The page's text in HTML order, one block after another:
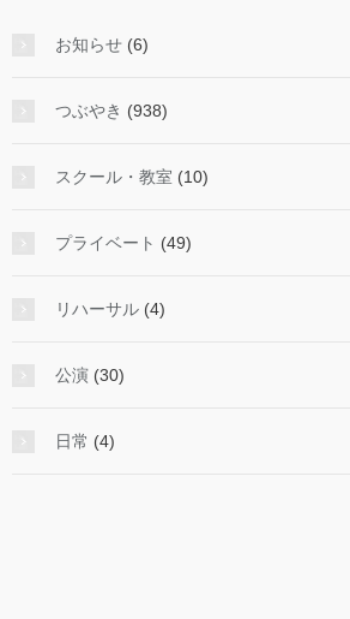
み
お知らせ (6)
つぶやき (938)
スクール・教室 (10)
プライベート (49)
リハーサル (4)
公演 (30)
日常 (4)